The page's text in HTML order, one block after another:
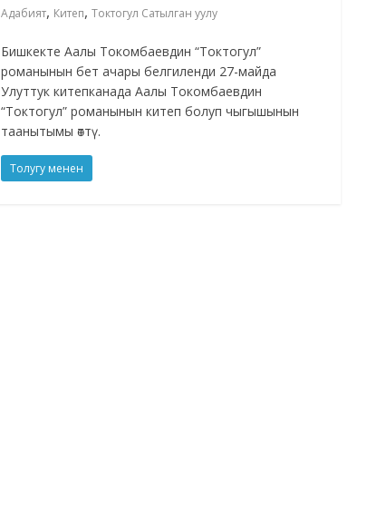
Адабият, Китеп,Токтогул Сатылган уулу
Бишкекте Аалы Токомбаевдин “Токтогул”
романынын бет ачары белгиленди 27-майда
Улуттук китепканада Аалы Токомбаевдин
“Токтогул” романынын китеп болуп чыгышынын
таанытымы өттү.
Толугу менен